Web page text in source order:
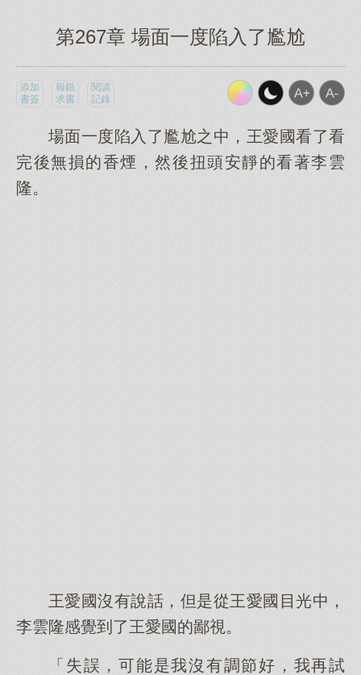
第267章 場面一度陷入了尷尬
添加
書簽
報錯
求書
閱讀
記錄
場面一度陷入了尷尬之中，王愛國看了看
完後無損的香煙，然後扭頭安靜的看著李雲
隆。
王愛國沒有說話，但是從王愛國目光中，
李雲隆感覺到了王愛國的鄙視。
「失誤，可能是我沒有調節好，我再試